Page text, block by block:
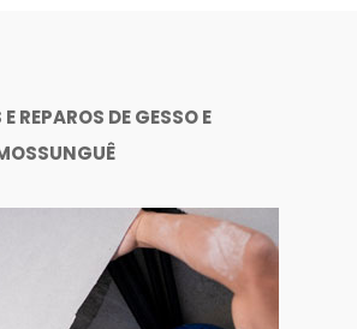
REPAROS DE GESSO E